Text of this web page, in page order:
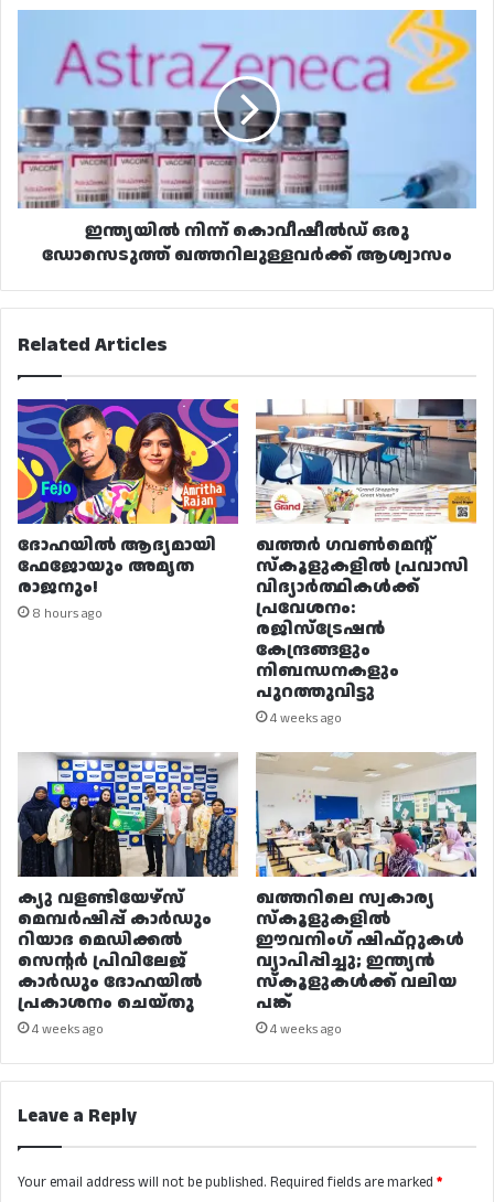
കൊവീഷീൽഡ്
ഡോസെടുത്ത്
ഖത്തറിലുള്ളവർക്ക്
ആശ്വാസം
ഇന്ത്യയിൽ നിന്ന് കൊവീഷീൽഡ് ഒരു
ഡോസെടുത്ത് ഖത്തറിലുള്ളവർക്ക് ആശ്വാസം
Related Articles
ദോഹയിൽ ആദ്യമായി
ഫേജോയും അമൃത
രാജനും!
8 hours ago
ഖത്തർ ഗവൺമെന്റ്
സ്കൂളുകളിൽ പ്രവാസി
വിദ്യാർത്ഥികൾക്ക്
പ്രവേശനം:
രജിസ്ട്രേഷൻ
കേന്ദ്രങ്ങളും
നിബന്ധനകളും
പുറത്തുവിട്ടു
4 weeks ago
ക്യു വളണ്ടിയേഴ്‌സ്
മെമ്പർഷിപ്പ് കാർഡും
റിയാദ മെഡിക്കൽ
സെന്റർ പ്രിവിലേജ്
കാർഡും ദോഹയിൽ
പ്രകാശനം ചെയ്തു
4 weeks ago
ഖത്തറിലെ സ്വകാര്യ
സ്കൂളുകളിൽ
ഈവനിംഗ് ഷിഫ്റ്റുകൾ
വ്യാപിപ്പിച്ചു; ഇന്ത്യൻ
സ്കൂളുകൾക്ക് വലിയ
പങ്ക്
4 weeks ago
Leave a Reply
Your email address will not be published. Required fields are marked *